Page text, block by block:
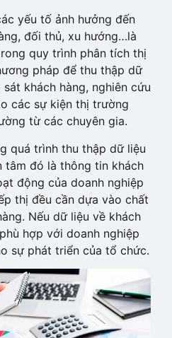
yếu tố ảnh hưởng đến
đối thủ, xu hướng…là
quy trình phân tích thị
pháp để thu thập dữ
khách hàng, nghiên cứu
các sự kiện thị trường
từ các chuyên gia.
quá trình thu thập dữ liệu
tâm đó là thông tin khách
động của doanh nghiệp
thị đều cần dựa vào chất
Nếu dữ liệu về khách
hợp với doanh nghiệp
sự phát triển của tổ chức.